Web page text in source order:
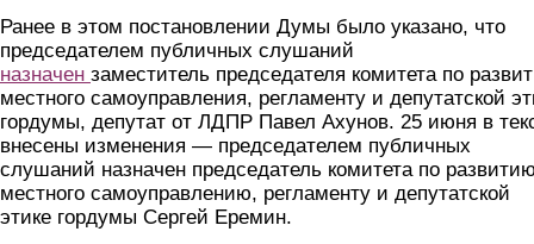
Ранее в этом постановлении Думы было указано, что
председателем публичных слушаний
назначен заместитель председателя комитета по
местного самоуправления, регламенту и депутатской
гордумы, депутат от ЛДПР Павел Ахунов. 25 июня в
внесены изменения — председателем публичных
слушаний назначен председатель комитета по
местного самоуправлению, регламенту и депутатской
этике гордумы Сергей Еремин.